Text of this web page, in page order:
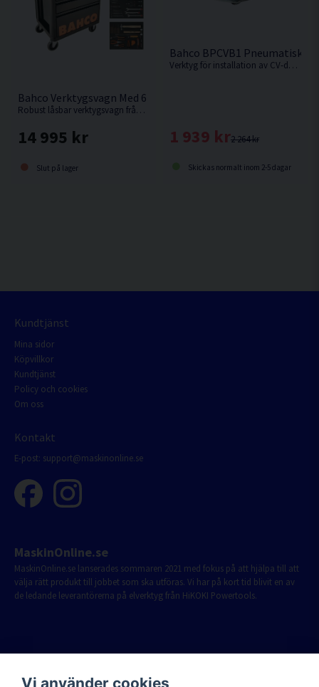
Bahco Verktygsvagn Med 6 Lådor & 216 Verktyg
Robust låsbar verktygsvagn från Bahco med 216 verktyg.
14 995 kr
Slut på lager
Bahco BPCVB1 Pneumatiskt
Verktyg för installation av CV-damask på kardanaxel
2 264 kr
1 939 kr
Skickas normalt inom 2-5 dagar
Kundtjänst
Mina sidor
Köpvillkor
Kundtjänst
Policy och cookies
Om oss
Kontakt
E-post: support@maskinonline.se
MaskinOnline.se
MaskinOnline.se lanserades sommaren 2021 med fokus på att hjälpa till att
välja rätt produkt till jobbet som ska utföras. Vi har på kort tid blivit en av
de ledande leverantörerna på elverktyg från HiKOKI Powertools.
Vi använder cookies